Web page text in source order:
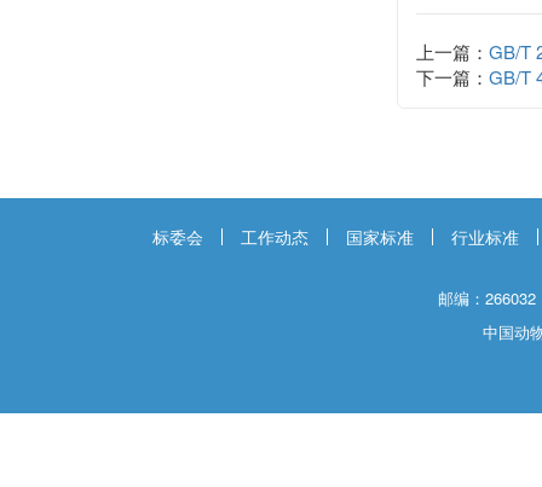
上一篇： GB/T
下一篇： GB/T
标委会 工作动态 国家标准 行业标准
邮编：266032
中国动